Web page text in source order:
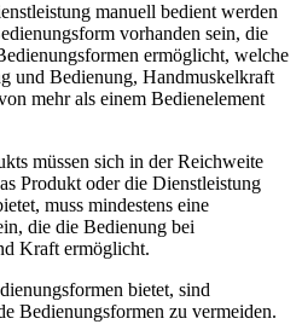
manuell bedient werden
vorhanden sein, die
ermöglicht, welche
und Bedienung, Handmuskelkraft
mehr als einem Bedienelement
müssen sich in der Reichweite
Produkt oder die Dienstleistung
muss mindestens eine
die die Bedienung bei
Kraft ermöglicht.
bietet, sind
Bedienungsformen zu vermeiden.